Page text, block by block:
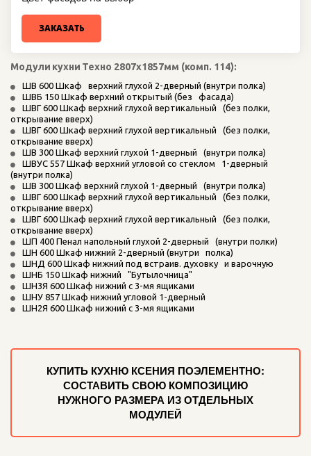
ЗАКАЗАТЬ
Модули кухни Техно 2807х1857мм (комп. 114):
ШВ 600 Шкаф   верхний глухой 2-дверный (внутри полка)
ШВБ 150 Шкаф верхний открытый (без   фасада)
ШВГ 600 Шкаф верхний глухой вертикальный   (без полки,
открывание вверх)
ШВГ 600 Шкаф верхний глухой вертикальный   (без полки,
открывание вверх)
ШВ 300 Шкаф верхний глухой 1-дверный   (внутри полка)
ШВУС 557 Шкаф верхний угловой со стеклом   1-дверный
(внутри полка)
ШВ 300 Шкаф верхний глухой 1-дверный   (внутри полка)
ШВГ 600 Шкаф верхний глухой вертикальный   (без полки,
открывание вверх)
ШВГ 600 Шкаф верхний глухой вертикальный   (без полки,
открывание вверх)
ШП 400 Пенал напольный глухой 2-дверный   (внутри полки)
ШН 600 Шкаф нижний 2-дверный (внутри   полка)
ШНД 600 Шкаф нижний под встраив. духовку   и варочную
ШНБ 150 Шкаф нижний   "Бутылочница"
ШН3Я 600 Шкаф нижний с 3-мя ящиками
ШНУ 857 Шкаф нижний угловой 1-дверный
ШН2Я 600 Шкаф нижний с 3-мя ящиками
КУПИТЬ КУХНЮ КСЕНИЯ ПОЭЛЕМЕНТНО:
СОСТАВИТЬ СВОЮ КОМПОЗИЦИЮ
НУЖНОГО РАЗМЕРА ИЗ ОТДЕЛЬНЫХ
МОДУЛЕЙ